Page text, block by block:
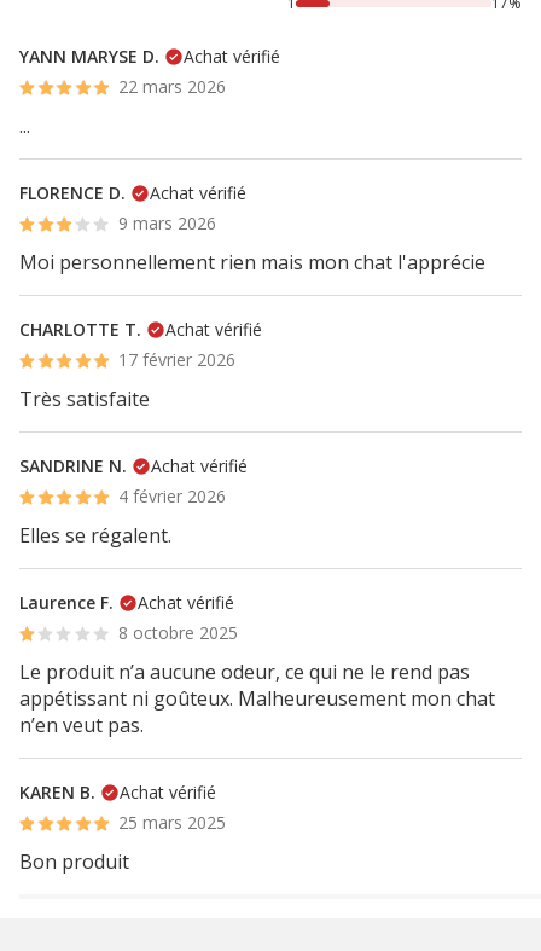
YANN MARYSE D.
Achat vérifié
22 mars 2026
...
FLORENCE D.
Achat vérifié
9 mars 2026
Moi personnellement rien mais mon chat l'apprécie
CHARLOTTE T.
Achat vérifié
17 février 2026
Très satisfaite
SANDRINE N.
Achat vérifié
4 février 2026
Elles se régalent.
Laurence F.
Achat vérifié
8 octobre 2025
Le produit n’a aucune odeur, ce qui ne le rend pas
appétissant ni goûteux. Malheureusement mon chat
n’en veut pas.
KAREN B.
Achat vérifié
25 mars 2025
Bon produit